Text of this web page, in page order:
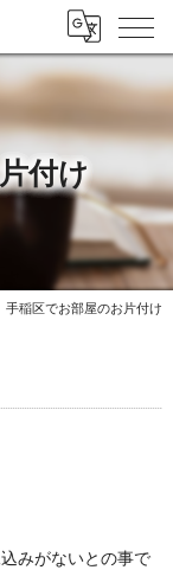
付け
手稲区でお部屋のお片付け
みがないとの事で